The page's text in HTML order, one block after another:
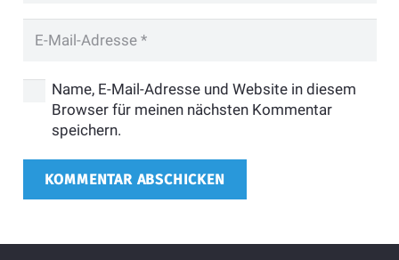
Name, E-Mail-Adresse und Website in diesem
Browser für meinen nächsten Kommentar
speichern.
KOMMENTAR ABSCHICKEN